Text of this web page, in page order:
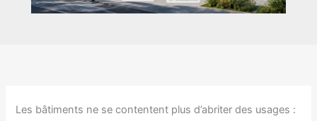
Les bâtiments ne se contentent plus d’abriter des usages :